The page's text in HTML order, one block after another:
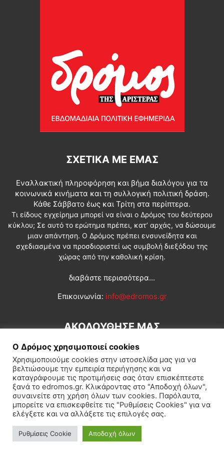
ΣΧΕΤΙΚΆ ΜΕ ΕΜΆΣ
Εναλλακτική πληροφόρηση και βήμα διαλόγου για τα
κοινωνικά κινήματα και τη συλλογική πολιτική δράση.
Κάθε Σάββατο έως και Τρίτη στα περίπτερα.
Τι είδους εγχείρημα μπορεί να είναι ο Δρόμος του δεύτερου
κύκλου; Σε αυτό το ερώτημα πρέπει, κατ’ αρχάς, να δώσουμε
μιαν απάντηση. Ο Δρόμος πρέπει ενσυνείδητα και
σχεδιασμένα να προσδιοριστεί ως συμβολή διεξόδου της
χώρας από την καθολική κρίση.
διαβάστε περισσότερα...
Επικοινωνία: info@edromos.gr
ΑΚΟΛΟΥΘΗΣΕ ΜΑΣ
Εγγραφή συνδρομητή Πολιτική Διεθνή Κοινωνία
Πολιτισμός Αφιερώματα
© Δρόμος της Αριστεράς
Ο Δρόμος χρησιμοποιεί cookies
Χρησιμοποιούμε cookies στην ιστοσελίδα μας για να
βελτιώσουμε την εμπειρία περιήγησης και να
καταγράφουμε τις προτιμήσεις σας όταν επισκέπτεστε
ξανά το edromos.gr. Κλικάροντας στο "Αποδοχή όλων",
συναινείτε στη χρήση όλων των cookies. Παρόλαυτα,
μπορείτε να επισκεφθείτε τις "Ρυθμίσεις Cookies" για να
ελέγξετε και να αλλάξετε τις επιλογές σας.
Ρυθμίσεις Cookie Αποδοχή όλων